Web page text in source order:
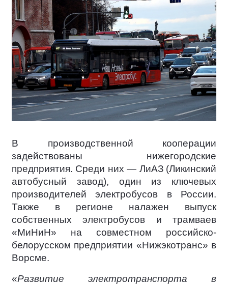
В производственной кооперации
задействованы нижегородские
предприятия. Среди них — ЛиАЗ (Ликинский
автобусный завод), один из ключевых
производителей электробусов в России.
Также в регионе налажен выпуск
собственных электробусов и трамваев
«МиНиН» на совместном российско-
белорусском предприятии «Нижэкотранс» в
Ворсме.
«Развитие электротранспорта в